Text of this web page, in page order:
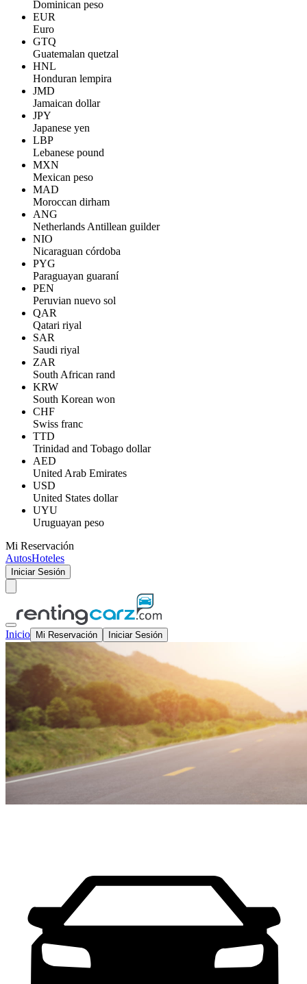
Dominican peso
EUR
Euro
GTQ
Guatemalan quetzal
HNL
Honduran lempira
JMD
Jamaican dollar
JPY
Japanese yen
LBP
Lebanese pound
MXN
Mexican peso
MAD
Moroccan dirham
ANG
Netherlands Antillean guilder
NIO
Nicaraguan córdoba
PYG
Paraguayan guaraní
PEN
Peruvian nuevo sol
QAR
Qatari riyal
SAR
Saudi riyal
ZAR
South African rand
KRW
South Korean won
CHF
Swiss franc
TTD
Trinidad and Tobago dollar
AED
United Arab Emirates
USD
United States dollar
UYU
Uruguayan peso
Mi Reservación
AutosHoteles
Iniciar Sesión
Inicio Mi Reservación Iniciar Sesión